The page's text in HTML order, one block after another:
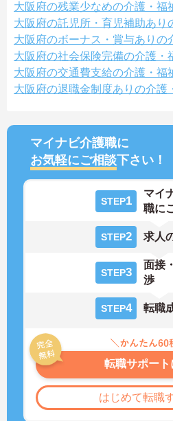
大阪府の残業少なめの介護・福
大阪府の託児所・育児補助あり
大阪府のボーナス・賞与ありの
大阪府の社会保険完備の介護・
大阪府の交通費支給の介護・福
大阪府の退職金制度ありの介護
マイナビ介護職に
お気軽にご相談下さい！
STEP1
マイ
職に
STEP2 求人
STEP3
面接
渉
STEP4 転職
転職サポート
はじめて転職